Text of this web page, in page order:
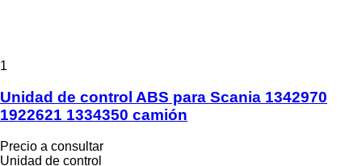
1
Unidad de control ABS para Scania 1342970
1922621 1334350 camión
Precio a consultar
Unidad de control